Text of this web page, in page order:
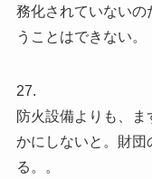
務化されていないの
うことはできない。
27.
防火設備よりも、
かにしないと。財団
る。。